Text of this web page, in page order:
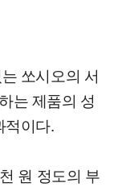
쏘시오의 서
는 제품의 성
적이다.
원 정도의 부